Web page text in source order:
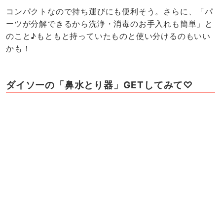
コンパクトなので持ち運びにも便利そう。さらに、「パ
ーツが分解できるから洗浄・消毒のお手入れも簡単」と
のこと♪もともと持っていたものと使い分けるのもいい
かも！
ダイソーの「鼻水とり器」GETしてみて♡